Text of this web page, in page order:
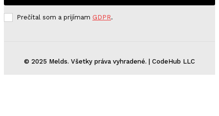
Prečítal som a prijímam GDPR.
© 2025 Melds. Všetky práva vyhradené. | CodeHub LLC